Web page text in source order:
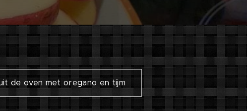
de oven met oregano en tijm